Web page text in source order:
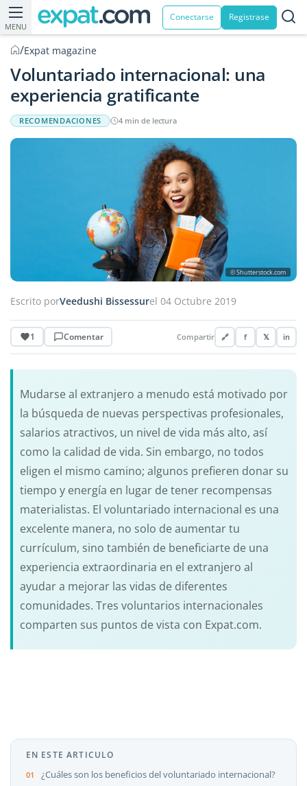
MENU
Conectarse Registrase
/Expat magazine
Voluntariado internacional: una
experiencia gratificante
RECOMENDACIONES 4 min de lectura
© Shutterstock.com
Escrito porVeedushi Bissessurel 04 Octubre 2019
1 Comentar Compartir 🔗 f 𝕏 in
Mudarse al extranjero a menudo está motivado por
la búsqueda de nuevas perspectivas profesionales,
salarios atractivos, un nivel de vida más alto, así
como la calidad de vida. Sin embargo, no todos
eligen el mismo camino; algunos prefieren donar su
tiempo y energía en lugar de tener recompensas
materialistas. El voluntariado internacional es una
excelente manera, no solo de aumentar tu
currículum, sino también de beneficiarte de una
experiencia extraordinaria en el extranjero al
ayudar a mejorar las vidas de diferentes
comunidades. Tres voluntarios internacionales
comparten sus puntos de vista con Expat.com.
EN ESTE ARTICULO
¿Cuáles son los beneficios del voluntariado internacional?